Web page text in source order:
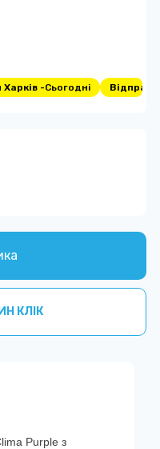
-Сьогодні
КЛІК
Purple з